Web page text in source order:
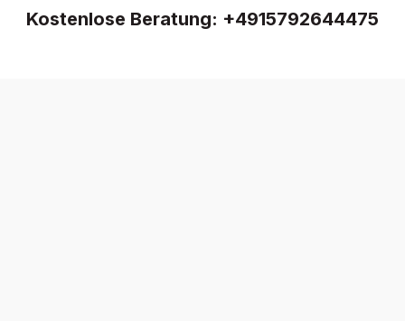
Kostenlose Beratung: +4915792644475